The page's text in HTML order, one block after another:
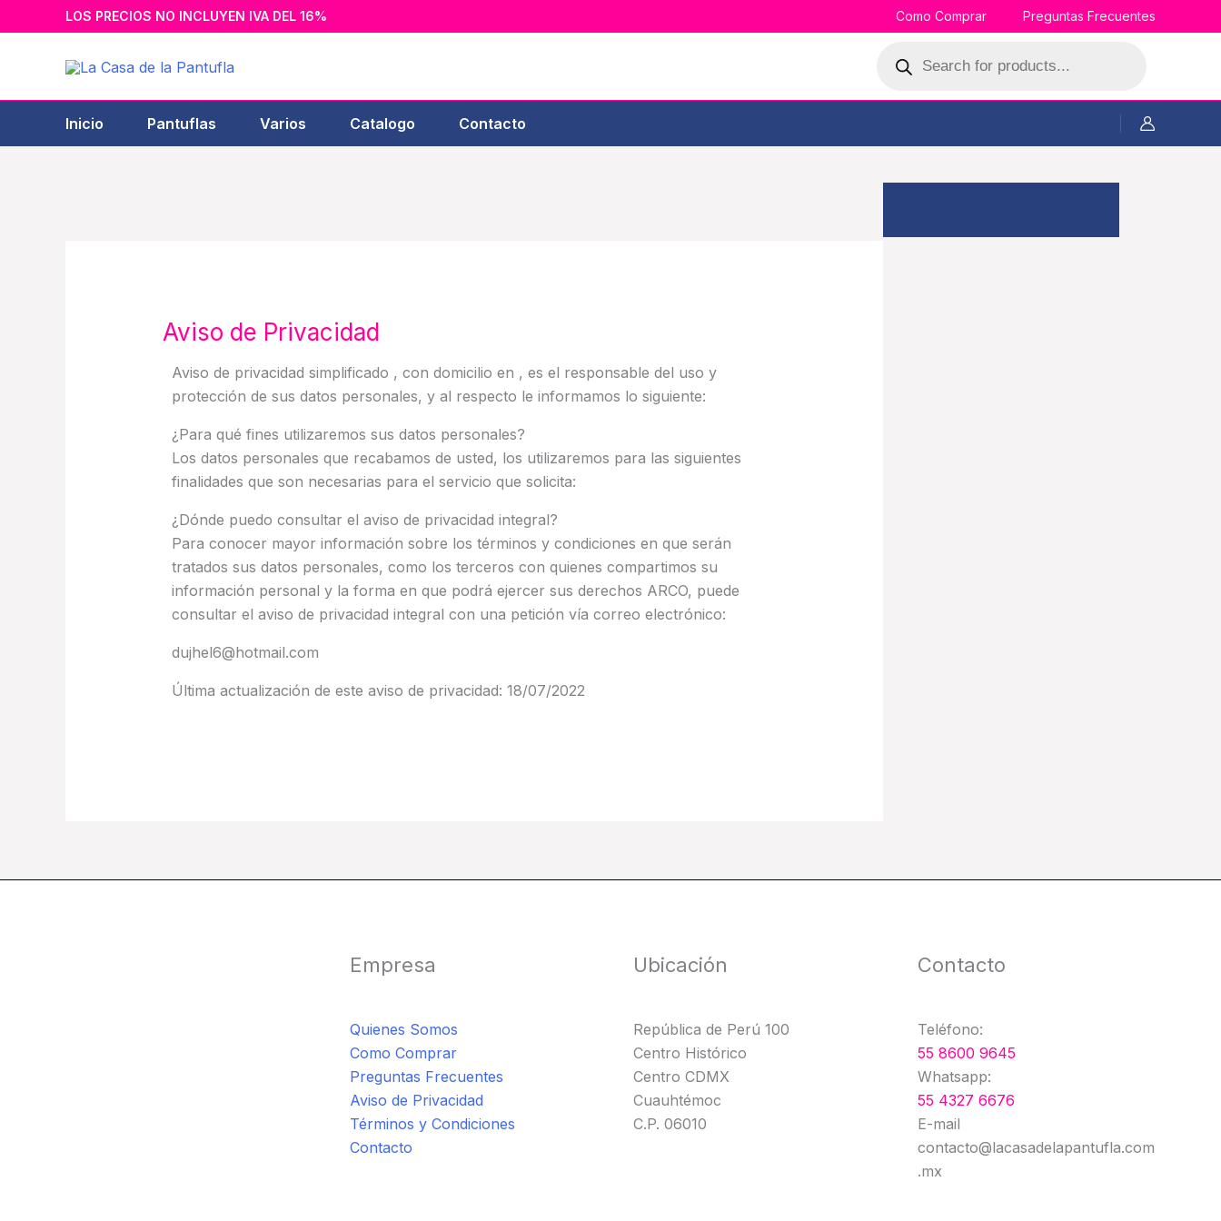
al
contenido
LOS PRECIOS NO INCLUYEN IVA DEL 16% Como Comprar Preguntas Frecuentes
productos
Inicio Pantuflas Varios Catalogo Contacto
Aviso de Privacidad
Aviso de privacidad simplificado , con domicilio en , es el responsable del uso y
protección de sus datos personales, y al respecto le informamos lo siguiente:
¿Para qué fines utilizaremos sus datos personales?
Los datos personales que recabamos de usted, los utilizaremos para las siguientes
finalidades que son necesarias para el servicio que solicita:
¿Dónde puedo consultar el aviso de privacidad integral?
Para conocer mayor información sobre los términos y condiciones en que serán
tratados sus datos personales, como los terceros con quienes compartimos su
información personal y la forma en que podrá ejercer sus derechos ARCO, puede
consultar el aviso de privacidad integral con una petición vía correo electrónico:
dujhel6@hotmail.com
Última actualización de este aviso de privacidad: 18/07/2022
Empresa
Quienes Somos
Como Comprar
Preguntas Frecuentes
Aviso de Privacidad
Términos y Condiciones
Contacto
Ubicación
República de Perú 100
Centro Histórico
Centro CDMX
Cuauhtémoc
C.P. 06010
Contacto
Teléfono:
55 8600 9645
Whatsapp:
55 4327 6676
E-mail
contacto@lacasadelapantufla.com
.mx